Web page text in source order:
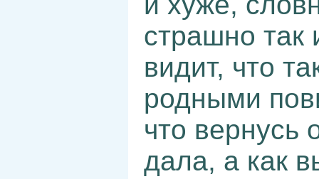
страшно так
видит, что
родными
что вернусь
дала, а как